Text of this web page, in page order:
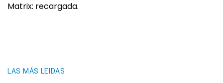
Matrix: recargada.
LAS MÁS LEIDAS